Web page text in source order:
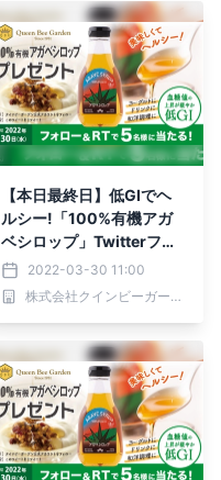
【本日最終日】低GIでヘ
ルシー!「100%有機アガ
ベシロップ」Twitterフォ
ロー＆リツイートで5名様
にプレゼント【3/30(水)
まで】
2022-03-30 11:00
株式会社クインビーガーデン